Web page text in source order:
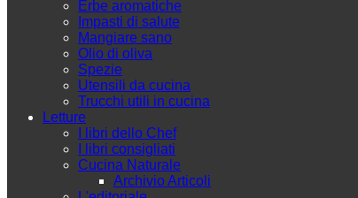
Erbe aromatiche
Impasti di salute
Mangiare sano
Olio di oliva
Spezie
Utensili da cucina
Trucchi utili in cucina
Letture
I libri dello Chef
I libri consigliati
Cucina Naturale
Archivio Articoli